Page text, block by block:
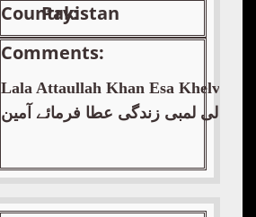
Country:Pakistan
Comments:
Lala Attaullah Khan Esa Khelvi
والی لمبی زندگی عطا فرمائے آمین